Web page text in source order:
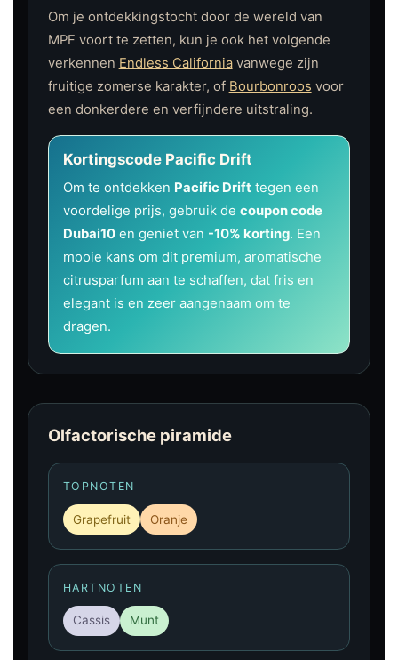
Om je ontdekkingstocht door de wereld van
MPF voort te zetten, kun je ook het volgende
verkennen Endless Californiavanwege zijn
fruitige zomerse karakter, of Bourbonroos voor
een donkerdere en verfijndere uitstraling.
Kortingscode Pacific Drift
Om te ontdekken Pacific Drifttegen een
voordelige prijs, gebruik de coupon code
Dubai10en geniet van -10% korting. Een
mooie kans om dit premium, aromatische
citrusparfum aan te schaffen, dat fris en
elegant is en zeer aangenaam om te
dragen.
Olfactorische piramide
TOPNOTEN
Grapefruit Oranje
HARTNOTEN
Cassis Munt